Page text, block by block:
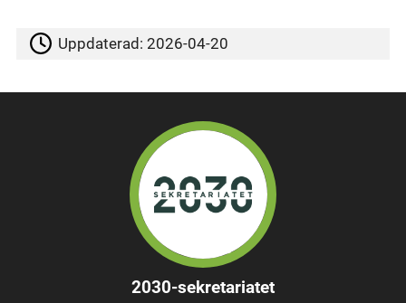
Uppdaterad:2026-04-20
2030-sekretariatet